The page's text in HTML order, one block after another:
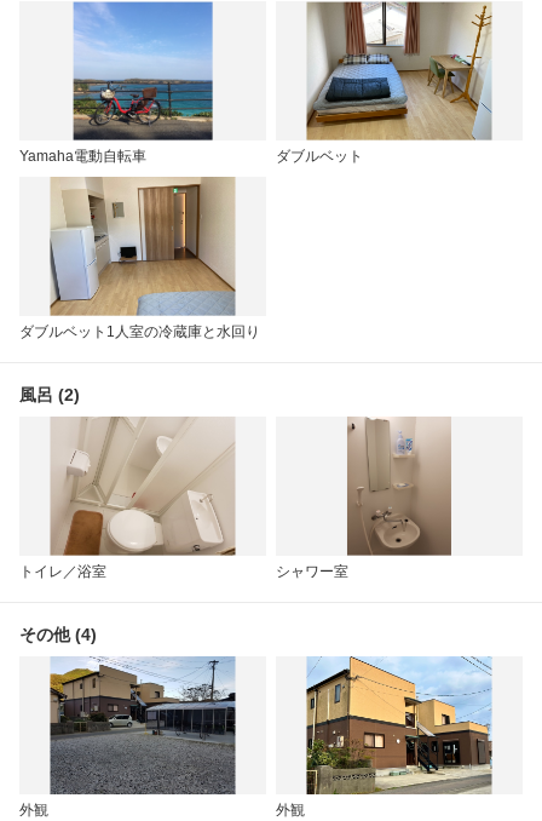
Yamaha電動自転車 ダブルベット
ダブルベット1人室の冷蔵庫と水回り
風呂 (2)
トイレ／浴室 シャワー室
その他 (4)
外観 外観